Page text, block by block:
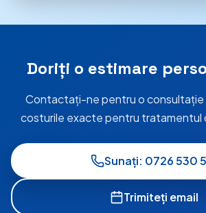
Doriți o estimare
Contactați-ne pentru o consultație
costurile exacte pentru tratamentul
Sunați: 0726 530
Trimiteți email